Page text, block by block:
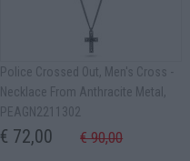
Police Crossed Out, Men's Cross -
Νecklace From Anthracite Metal,
PEAGN2211302
€ 72,00 € 90,00